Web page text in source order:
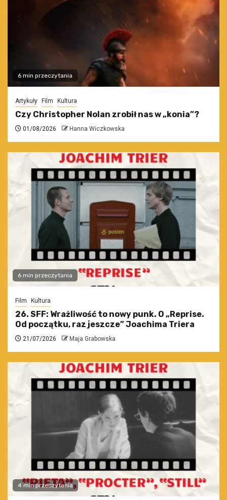
6 min przeczytania
Artykuły Film Kultura
Czy Christopher Nolan zrobił nas w „konia”?
01/08/2026 Hanna Wiczkowska
6 min przeczytania
Film Kultura
26. SFF: Wrażliwość to nowy punk. O „Reprise.
Od początku, raz jeszcze” Joachima Triera
21/07/2026 Maja Grabowska
4 min przeczytania